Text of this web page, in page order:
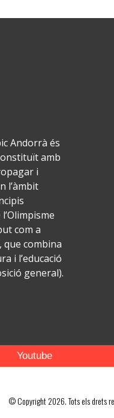
Andorrà és
amb
i
l’àmbit
com a
que combina
i l’educació
general).
Youtube
© Copyright 2026. Tots els drets